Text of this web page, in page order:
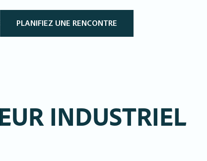
PLANIFIEZ UNE RENCONTRE
INDUSTRIEL